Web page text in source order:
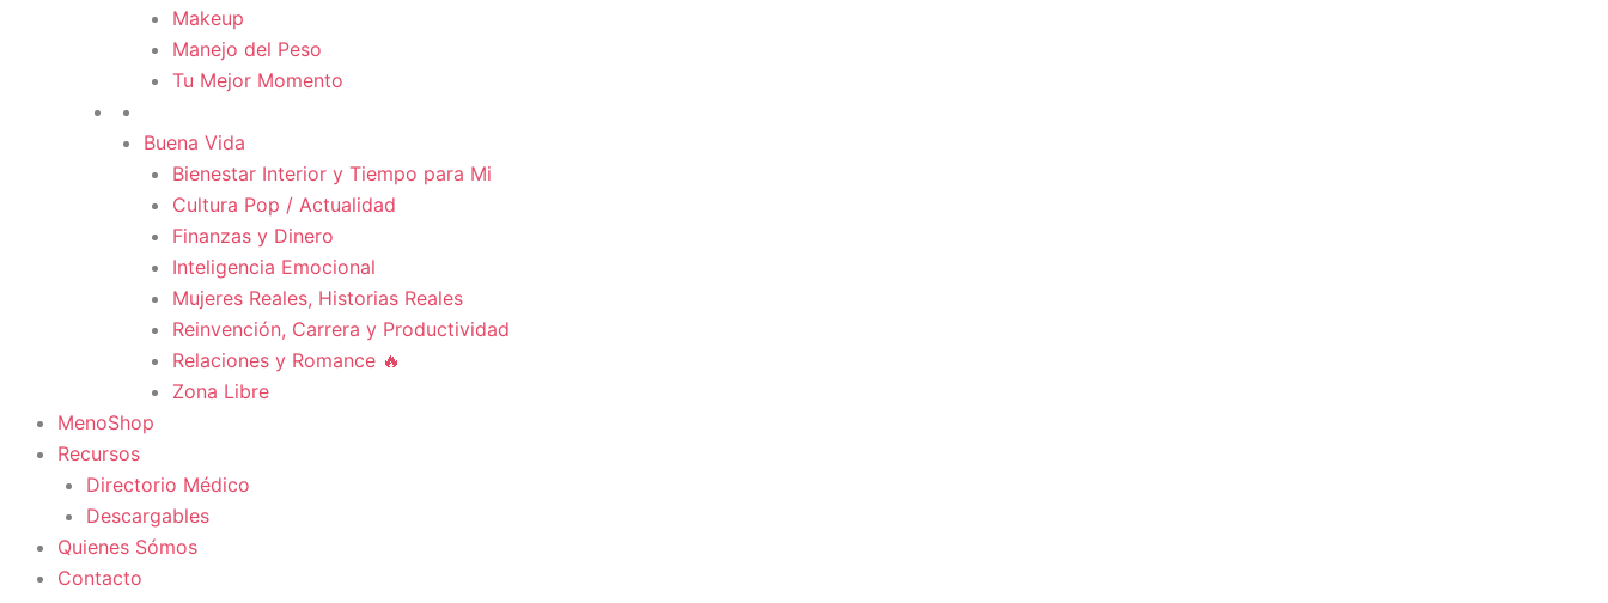
Makeup
Manejo del Peso
Tu Mejor Momento
Buena Vida
Bienestar Interior y Tiempo para Mi
Cultura Pop / Actualidad
Finanzas y Dinero
Inteligencia Emocional
Mujeres Reales, Historias Reales
Reinvención, Carrera y Productividad
Relaciones y Romance 🔥
Zona Libre
MenoShop
Recursos
Directorio Médico
Descargables
Quienes Sómos
Contacto